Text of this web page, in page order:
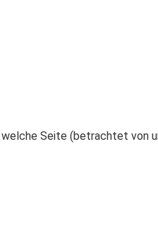
Seite (betrachtet von